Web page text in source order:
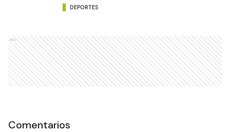
DEPORTES
Ads
Comentarios